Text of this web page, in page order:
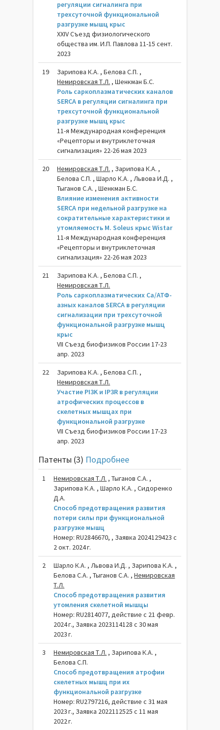
регуляции сигналинга при
трехсуточной функциональной
разгрузке мышц крыс
XXIV Съезд физиологического
общества им. И.П. Павлова 11-15 сент.
2023
19
Зарипова К.А. , Белова С.П. ,
Немировская Т.Л. , Шенкман Б.С.
Роль саркоплазматических каналов
SERCA в регуляции сигналинга при
трехсуточной функциональной
разгрузке мышц крыс
11-я Международная конференция
«Рецепторы и внутриклеточная
сигнализация» 22-26 мая 2023
20 Немировская Т.Л. , Зарипова К.А. ,
Белова С.П. , Шарло К.А. , Львова И.Д. ,
Тыганов С.А. , Шенкман Б.С.
Влияние изменения активности
SERCA при недельной разгрузке на
сократительные характеристики и
утомляемость M. Soleus крыс Wistar
11-я Международная конференция
«Рецепторы и внутриклеточная
сигнализация» 22-26 мая 2023
21
Зарипова К.А. , Белова С.П. ,
Немировская Т.Л.
Роль саркоплазматических Са/АТФ-
азных каналов SERCA в регуляции
сигнализации при трехсуточной
функциональной разгрузке мышц
крыс
VII Съезд биофизиков России 17-23
апр. 2023
22
Зарипова К.А. , Белова С.П. ,
Немировская Т.Л.
Участие PI3K и IP3R в регуляции
атрофических процессов в
скелетных мышцах при
функциональной разгрузке
VII Съезд биофизиков России 17-23
апр. 2023
Патенты (3) Подробнее
1 Немировская Т.Л. , Тыганов С.А. ,
Зарипова К.А. , Шарло К.А. , Сидоренко
Д.А.
Способ предотвращения развития
потери силы при функциональной
разгрузке мышц
Номер: RU2846670, , Заявка 2024129423 с
2 окт. 2024 г.
2
Шарло К.А. , Львова И.Д. , Зарипова К.А. ,
Белова С.А. , Тыганов С.А. ,Немировская
Т.Л.
Способ предотвращения развития
утомления скелетной мышцы
Номер: RU2814077, действие с 21 февр.
2024 г., Заявка 2023114128 с 30 мая
2023 г.
3 Немировская Т.Л. , Зарипова К.А. ,
Белова С.П.
Способ предотвращения атрофии
скелетных мышц при их
функциональной разгрузке
Номер: RU2797216, действие с 31 мая
2023 г., Заявка 2022112525 с 11 мая
2022 г.